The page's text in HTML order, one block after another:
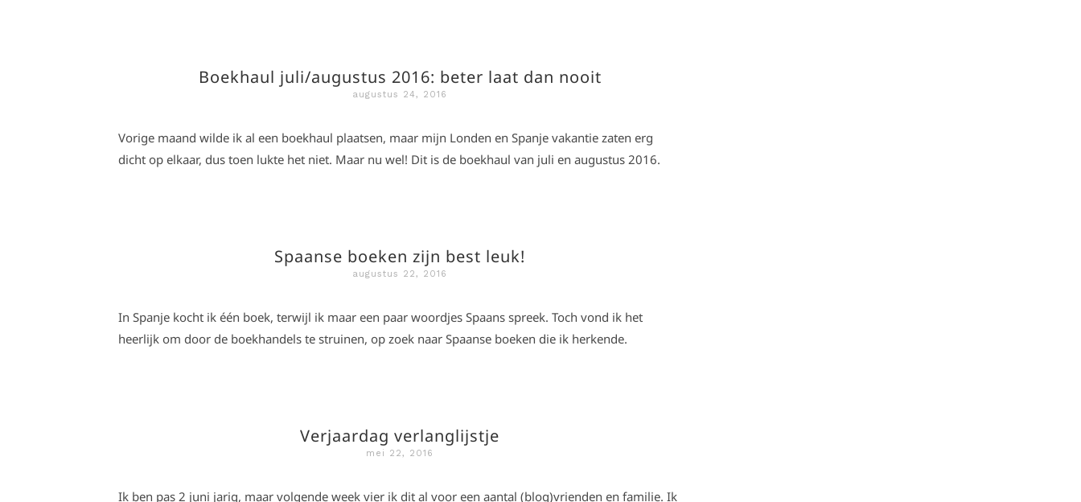
Boekhaul juli/augustus 2016: beter laat dan nooit
augustus 24, 2016
Vorige maand wilde ik al een boekhaul plaatsen, maar mijn Londen en Spanje vakantie zaten erg
dicht op elkaar, dus toen lukte het niet. Maar nu wel! Dit is de boekhaul van juli en augustus 2016.
Spaanse boeken zijn best leuk!
augustus 22, 2016
In Spanje kocht ik één boek, terwijl ik maar een paar woordjes Spaans spreek. Toch vond ik het
heerlijk om door de boekhandels te struinen, op zoek naar Spaanse boeken die ik herkende.
Verjaardag verlanglijstje
mei 22, 2016
Ik ben pas 2 juni jarig, maar volgende week vier ik dit al voor een aantal (blog)vrienden en familie. Ik